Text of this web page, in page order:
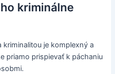
kriminálne
je komplexný a
priamo prispievať k páchaniu